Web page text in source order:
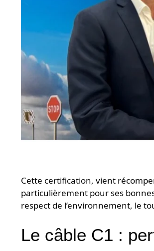
Cette certification, vient
particulièrement pour ses
respect de l’environnement, le
Le câble C1 :